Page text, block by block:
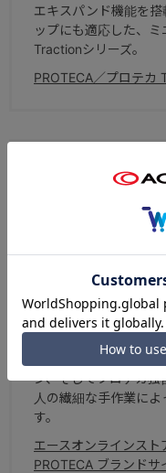
エキスパンド機能を
ップにも適応した、
Tractionシリーズ。
PROTECA／プロテカ
ブランドについて
スーツケース国内生産
られる「日本製」な
ン、そしてプロテカ
人の繊細な手作業に
す。
エースオンラインス
PROTECA ブランドサ